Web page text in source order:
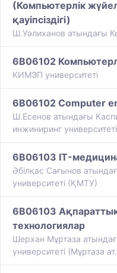
(Компьютерлік
қауіпсіздігі)
Ш.Уәлиханов атындағы
6B06102
КИМЭП университеті
6B06102 Сomputer
Ш.Есенов атындағы
инжиниринг
6B06103 IT-
Әбілқас Сағынов
университеті (ҚМТУ)
6B06103
технологиялар
Шерхан Мұртаза
университеті (Мұртаза